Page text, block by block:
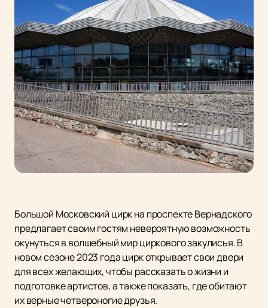
Большой Московский цирк на проспекте Вернадского
предлагает своим гостям невероятную возможность
окунуться в волшебный мир циркового закулисья. В
новом сезоне 2023 года цирк открывает свои двери
для всех желающих, чтобы рассказать о жизни и
подготовке артистов, а также показать, где обитают
их верные четвероногие друзья.